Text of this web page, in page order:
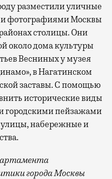
разместили уличные
фотографиями Москвы
столицы. Они
около дома культуры
Весниных у музея
в Нагатинском
заставы. С помощью
исторические виды
городскими пейзажами
улицы, набережные и
города Москвы